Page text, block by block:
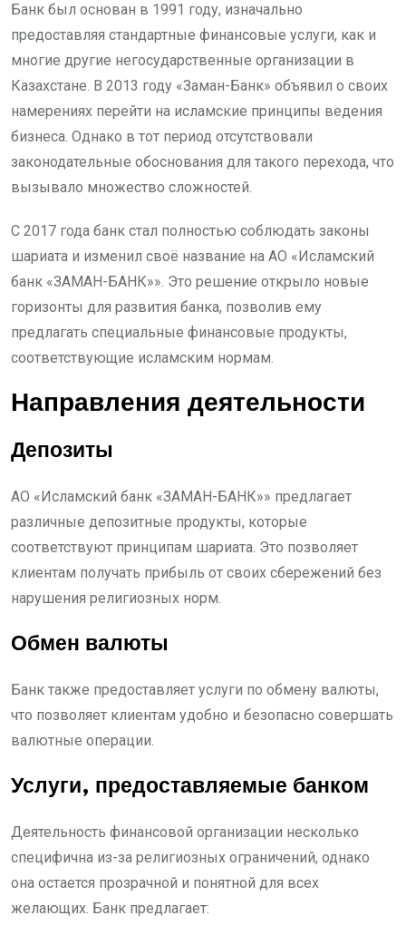
Банк был основан в 1991 году, изначально
предоставляя стандартные финансовые услуги, как и
многие другие негосударственные организации в
Казахстане. В 2013 году «Заман-Банк» объявил о своих
намерениях перейти на исламские принципы ведения
бизнеса. Однако в тот период отсутствовали
законодательные обоснования для такого перехода, что
вызывало множество сложностей.
С 2017 года банк стал полностью соблюдать законы
шариата и изменил своё название на АО «Исламский
банк «ЗАМАН-БАНК»». Это решение открыло новые
горизонты для развития банка, позволив ему
предлагать специальные финансовые продукты,
соответствующие исламским нормам.
Направления деятельности
Депозиты
АО «Исламский банк «ЗАМАН-БАНК»» предлагает
различные депозитные продукты, которые
соответствуют принципам шариата. Это позволяет
клиентам получать прибыль от своих сбережений без
нарушения религиозных норм.
Обмен валюты
Банк также предоставляет услуги по обмену валюты,
что позволяет клиентам удобно и безопасно совершать
валютные операции.
Услуги, предоставляемые банком
Деятельность финансовой организации несколько
специфична из-за религиозных ограничений, однако
она остается прозрачной и понятной для всех
желающих. Банк предлагает: